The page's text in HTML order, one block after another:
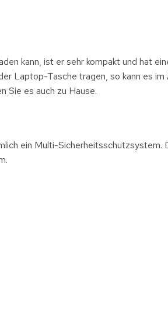
kann, ist er sehr kompakt und hat
Laptop-Tasche tragen, so kann es im
Sie es auch zu Hause.
ein Multi-